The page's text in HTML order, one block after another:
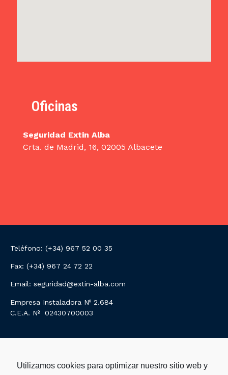
Oficinas
Seguridad Extin Alba
Crta. de Madrid, 16, 02005 Albacete
Teléfono: (+34) 967 52 00 35
Fax: (+34) 967 24 72 22
Email: seguridad@extin-alba.com
Empresa Instaladora Nº 2.684
C.E.A. Nº 02430700003
Utilizamos cookies para optimizar nuestro sitio web y